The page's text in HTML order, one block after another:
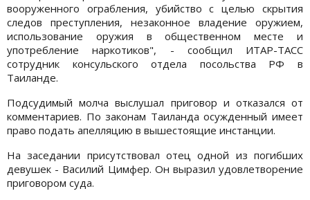
вооруженного ограбления, убийство с целью скрытия
следов преступления, незаконное владение оружием,
использование оружия в общественном месте и
употребление наркотиков", - сообщил ИТАР-ТАСС
сотрудник консульского отдела посольства РФ в
Таиланде.
Подсудимый молча выслушал приговор и отказался от
комментариев. По законам Таиланда осужденный имеет
право подать апелляцию в вышестоящие инстанции.
На заседании присутствовал отец одной из погибших
девушек - Василий Цимфер. Он выразил удовлетворение
приговором суда.